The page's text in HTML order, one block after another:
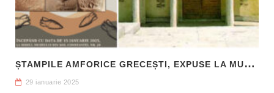
Ș
TAMPILE AMFORICE GRECEȘTI, EXPUSE LA MUZEUL DE ARHEOLOGIE CALLATIS MANGALIA
29 ianuarie 2025